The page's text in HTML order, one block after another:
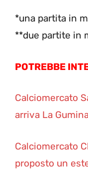
*una partita in
**due partite in
POTREBBE
Calciomercato
arriva La
Calciomercato
proposto un